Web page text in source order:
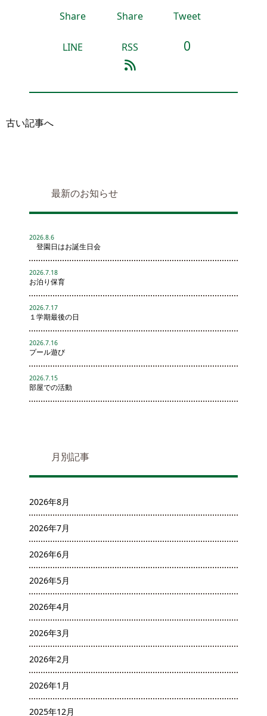
Share Share Tweet
LINE RSS 0
古い記事へ
最新のお知らせ
登園日はお誕生日会
2026.8.6
お泊り保育
2026.7.18
１学期最後の日
2026.7.17
プール遊び
2026.7.16
部屋での活動
2026.7.15
月別記事
2026年8月
2026年7月
2026年6月
2026年5月
2026年4月
2026年3月
2026年2月
2026年1月
2025年12月